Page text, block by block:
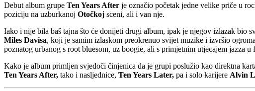
Debut album grupe Ten Years After je označio početak jedne velike priče u
poziciju na uzburkanoj Otočkoj sceni, ali i van nje.
Iako i nije bila baš tajna što će donijeti drugi album, ipak je njegov izlazak bio
Miles Davisa, koji je samim izlaskom preokrenuo svijet muzike i izvršio
poznatog urbanog s root bluesom, uz boogie, ali s primjetnim utjecajem jazza
Kako je album primljen svjedoči činjenica da je grupi poslužio kao direktna
Ten Years After, tako i nasljednice, Ten Years Later, pa i solo karijere Alvin